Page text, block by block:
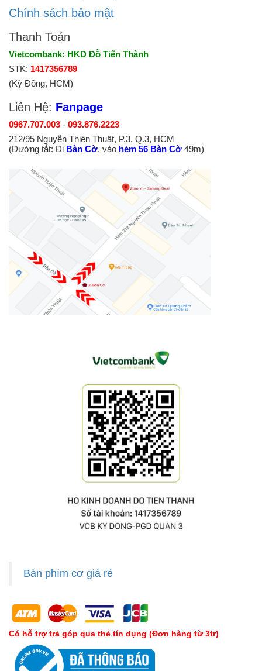
Chính sách bảo mật
Thanh Toán
Vietcombank: HKD Đỗ Tiến Thành
STK: 1417356789
(Kỳ Đồng, HCM)
Liên Hệ: Fanpage
0967.707.003 - 093.876.2223
212/95 Nguyễn Thiện Thuật, P.3, Q.3, HCM
(Đường tắt: Đi Bàn Cờ, vào hẻm 56 Bàn Cờ 49m)
Bàn phím cơ giá rẻ
Có hỗ trợ trả góp qua thẻ tín dụng (Đơn hàng từ 3tr)